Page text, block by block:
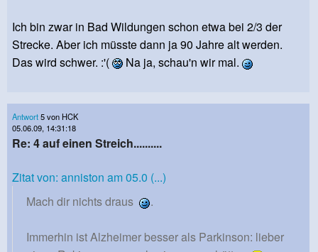
Ich bin zwar in Bad Wildungen schon etwa bei 2/3 der
Strecke. Aber ich müsste dann ja 90 Jahre alt werden.
Das wird schwer. :'(
Na ja, schau'n wir mal.
Antwort5 von HCK
05.06.09, 14:31:18
Re: 4 auf einen Streich..........
Zitat von: anniston am 05.0 (...)
Mach dir nichts draus
.
Immerhin ist Alzheimer besser als Parkinson: lieber